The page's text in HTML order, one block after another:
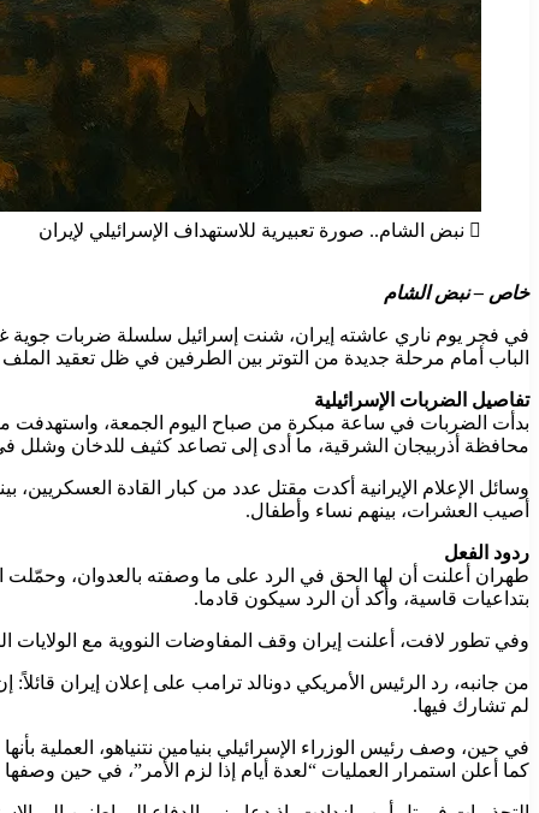
نبض الشام.. صورة تعبيرية للاستهداف الإسرائيلي لإيران
خاص – نبض الشام
في فجر يوم ناري عاشته إيران، شنت إسرائيل سلسلة ضربات جوية
الباب أمام مرحلة جديدة من التوتر بين الطرفين في ظل تعقيد
تفاصيل الضربات الإسرائيلية
بدأت الضربات في ساعة مبكرة من صباح اليوم الجمعة، واستهدفت
محافظة أذربيجان الشرقية، ما أدى إلى تصاعد كثيف للدخان وشلل
وسائل الإعلام الإيرانية أكدت مقتل عدد من كبار القادة
أصيب العشرات، بينهم نساء وأطفال.
ردود الفعل
طهران أعلنت أن لها الحق في الرد على ما وصفته بالعدوان، وحمّلت
بتداعيات قاسية، وأكد أن الرد سيكون قادما.
وفي تطور لافت، أعلنت إيران وقف المفاوضات النووية مع
من جانبه، رد الرئيس الأمريكي دونالد ترامب على إعلان إيران
لم تشارك فيها.
في حين، وصف رئيس الوزراء الإسرائيلي بنيامين نتنياهو، العملية
كما أعلن استمرار العمليات “لعدة أيام إذا لزم الأمر”، في حين